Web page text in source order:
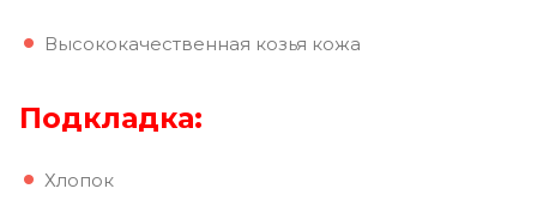
Высококачественная козья кожа
Подкладка:
Хлопок